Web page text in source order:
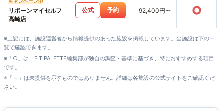
キャンペーン中
リボーンマイセルフ
高崎店
公式 予約 92,400円〜 ○
※上記には、施設運営者から情報提供のあった施設を掲載しています。全施設は下の一
覧で確認できます。
※「○」は、FIT PALETTE編集部が独自の調査・基準に基づき、特におすすめする項目
です。
※「－」は未提供を示すものではありません。詳細は各施設の公式サイトをご確認くだ
さい。